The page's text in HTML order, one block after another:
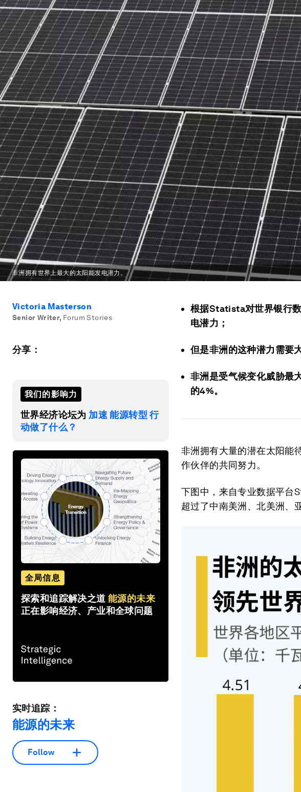
非洲拥有世界上最大的太阳能发电潜力。
Victoria Masterson
Senior Writer, Forum Stories
分享：
我们的影响力
世界经济论坛为 加速 能源转型 行
动做了什么？
全局信息
探索和追踪解决之道 能源的未来
正在影响经济、产业和全球问题
实时追踪：
能源的未来
Follow
根据Statista对世界银行
电潜力；
但是非洲的这种潜力需要
非洲是受气候变化威胁最
的4%。
非洲拥有大量的潜在太阳能
作伙伴的共同努力。
下图中，来自专业数据平台
超过了中南美洲、北美洲、